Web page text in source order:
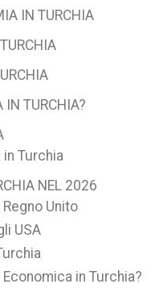
IN TURCHIA
IN TURCHIA?
Turchia
NEL 2026
Unito
USA
in Turchia?